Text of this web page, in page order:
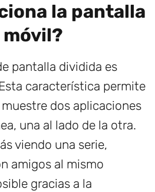
la pantalla
pantalla dividida es
característica permite
dos aplicaciones
una al lado de la otra.
viendo una serie,
amigos al mismo
gracias a la